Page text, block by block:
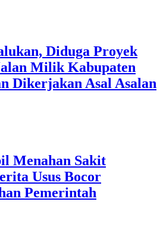
Diduga Proyek
Milik Kabupaten
Dikerjakan Asal Asalan
Menahan Sakit
Usus Bocor
Pemerintah